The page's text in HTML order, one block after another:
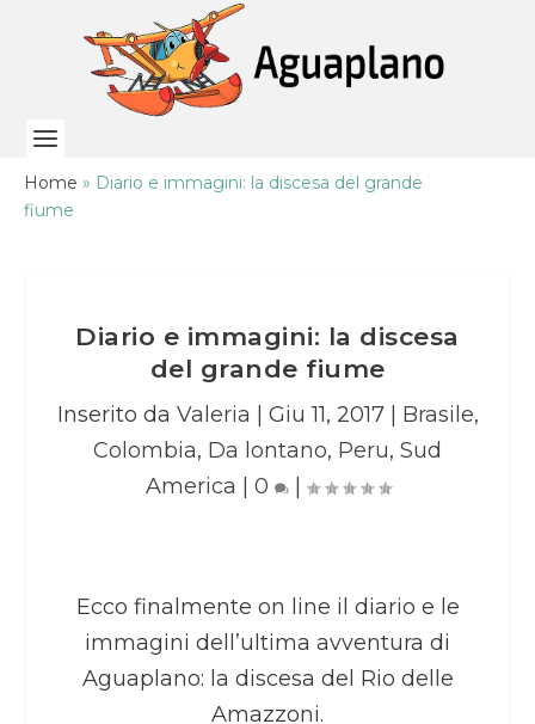
Home » Diario e immagini: la discesa del grande
fiume
Diario e immagini: la discesa
del grande fiume
Inserito da Valeria Giu 11, 2017| Brasile,
Colombia, Da lontano, Peru, Sud
America
0 |
Ecco finalmente on line il diario e le
immagini dell’ultima avventura di
Aguaplano: la discesa del Rio delle
Amazzoni.